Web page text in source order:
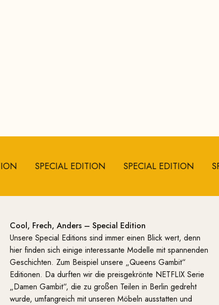
SPECIAL EDITION SPECIAL EDITION
Cool, Frech, Anders – Special Edition
Unsere Special Editions sind immer einen Blick wert, denn
hier finden sich einige interessante Modelle mit spannenden
Geschichten. Zum Beispiel unsere „Queens Gambit“
Editionen. Da durften wir die preisgekrönte NETFLIX Serie
„Damen Gambit“, die zu großen Teilen in Berlin gedreht
wurde, umfangreich mit unseren Möbeln ausstatten und